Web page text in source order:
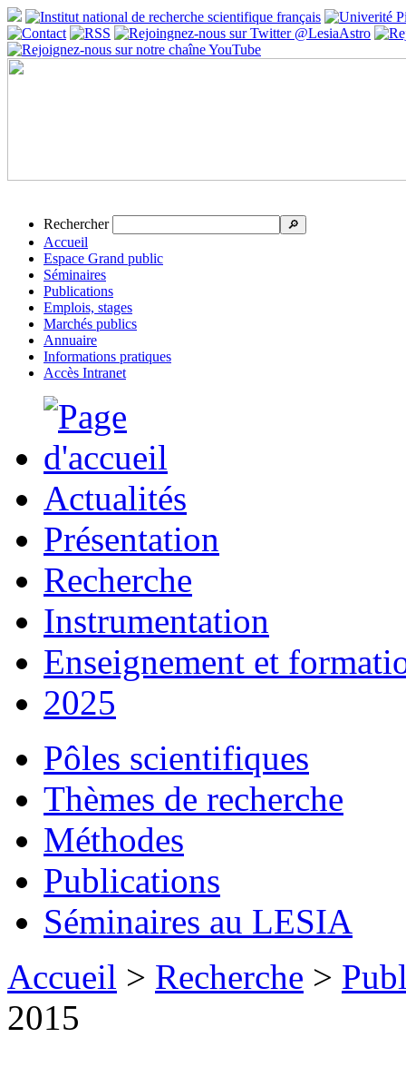
Rechercher 🔎
Accueil
Espace Grand public
Séminaires
Publications
Emplois, stages
Marchés publics
Annuaire
Informations pratiques
Accès Intranet
Actualités
Présentation
Recherche
Instrumentation
Enseignement et
2025
Pôles scientifiques
Thèmes de recherche
Méthodes
Publications
Séminaires au LESIA
Accueil > Recherche >
2015